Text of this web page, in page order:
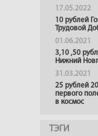
17.05.2022
10 рублей
Трудовой
01.06.2021
3,10 ,50
Нижний
31.03.2021
25 рублей
первого
в космос
ТЭГИ